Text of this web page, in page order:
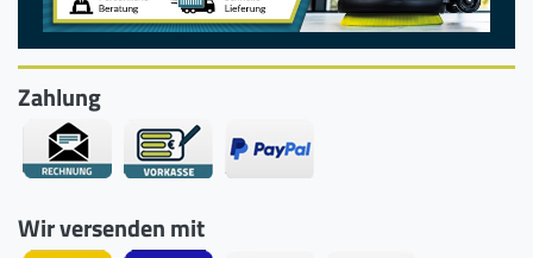
Zahlung
Wir versenden mit